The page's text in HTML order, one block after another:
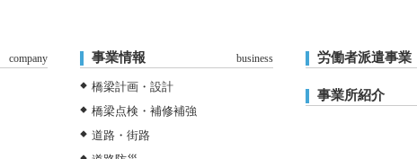
company 事業情報 business
橋梁計画・設計
橋梁点検・補修補強
道路・街路
労働者派遣事業
事業所紹介